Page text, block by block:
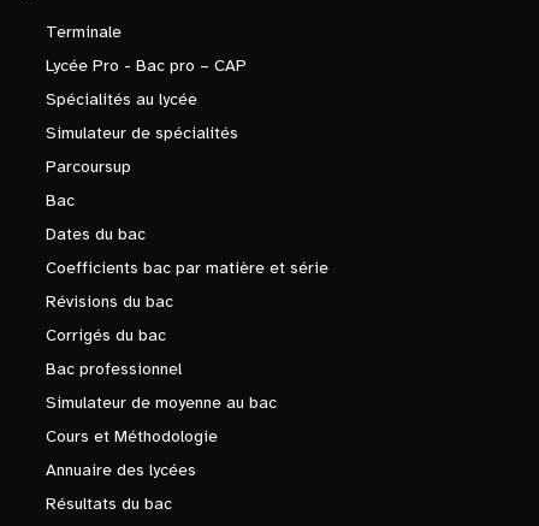
Terminale
Lycée Pro - Bac pro – CAP
Spécialités au lycée
Simulateur de spécialités
Parcoursup
Bac
Dates du bac
Coefficients bac par matière et série
Révisions du bac
Corrigés du bac
Bac professionnel
Simulateur de moyenne au bac
Cours et Méthodologie
Annuaire des lycées
Résultats du bac